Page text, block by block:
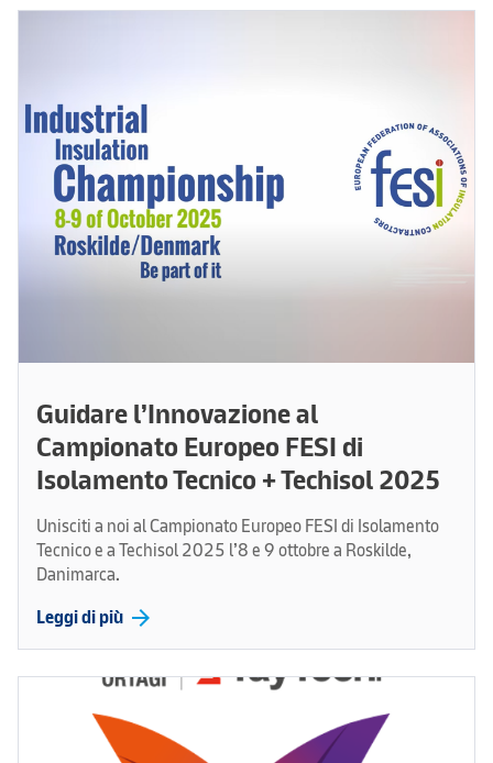
Guidare l’Innovazione al
Campionato Europeo FESI di
Isolamento Tecnico + Techisol 2025
Unisciti a noi al Campionato Europeo FESI di Isolamento
Tecnico e a Techisol 2025 l’8 e 9 ottobre a Roskilde,
Danimarca.
Leggi di più arrow_forward